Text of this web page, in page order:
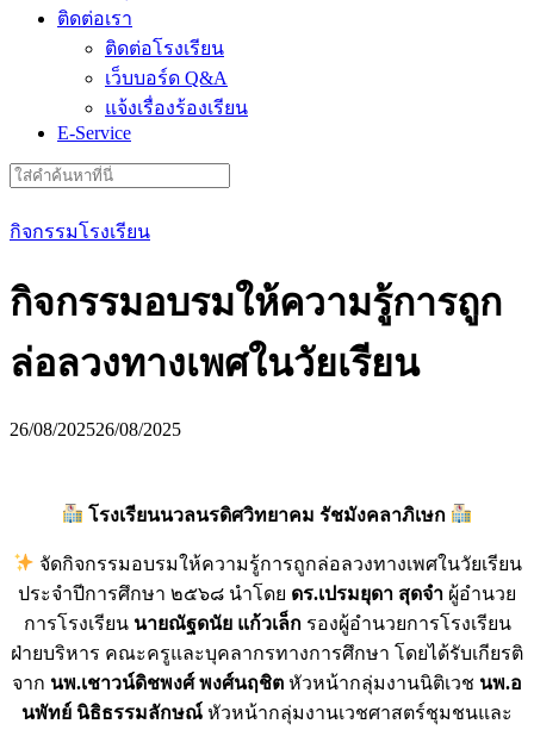
ติดต่อเรา
ติดต่อโรงเรียน
เว็บบอร์ด Q&A
แจ้งเรื่องร้องเรียน
E-Service
Search
for:
กิจกรรมโรงเรียน
กิจกรรมอบรมให้ความรู้การถูก
ล่อลวงทางเพศในวัยเรียน
26/08/202526/08/2025
โรงเรียนนวลนรดิศวิทยาคม รัชมังคลาภิเษก
จัดกิจกรรมอบรมให้ความรู้การถูกล่อลวงทางเพศในวัยเรียน
ประจำปีการศึกษา ๒๕๖๘ นำโดย ดร.เปรมยุดา สุดจำ ผู้อำนวย
การโรงเรียน นายณัฐดนัย แก้วเล็กรองผู้อำนวยการโรงเรียน
ฝ่ายบริหาร คณะครูและบุคลากรทางการศึกษา โดยได้รับเกียรติ
จาก นพ.เชาวน์ดิชพงศ์ พงศ์นฤชิต หัวหน้ากลุ่มงานนิติเวช นพ.อ
นพัทย์ นิธิธรรมลักษณ์ หัวหน้ากลุ่มงานเวชศาสตร์ชุมชนและ